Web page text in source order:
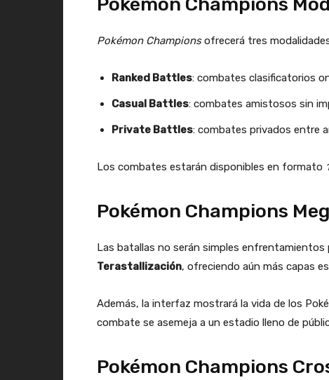
Pokémon Championsofrecerá tres
Ranked Battles: combates clasificatorios
Casual Battles: combates amistosos sin
Private Battles: combates privados entre
Los combates estarán disponibles en formato
Pokémon Champions
Las batallas no serán simples enfrentamientos
Terastallización, ofreciendo aún más capas
Además, la interfaz mostrará la vida de los
combate se asemeja a un estadio lleno de
Pokémon Champions